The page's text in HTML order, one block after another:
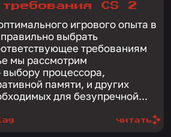
CS 2
игрового опыта в
выбрать
требованиям
мы рассмотрим
процессора,
памяти, и других
для безупречной...
читать